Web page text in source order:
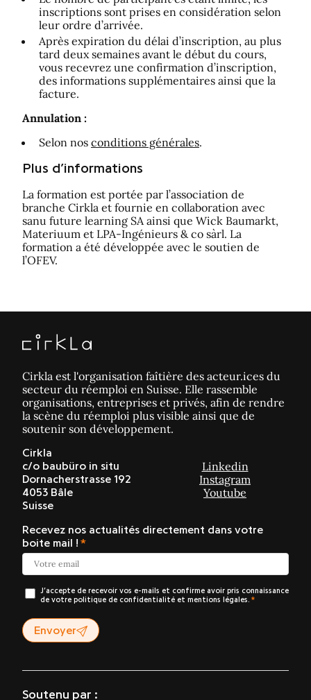
inscriptions sont prises en considération selon
leur ordre d’arrivée.
Après expiration du délai d’inscription, au plus
tard deux semaines avant le début du cours,
vous recevrez une confirmation d’inscription,
des informations supplémentaires ainsi que la
facture.
Annulation :
Selon nos conditions générales.
Plus d’informations
La formation est portée par l’association de
branche Cirkla et fournie en collaboration avec
sanu future learning SA ainsi que Wick Baumarkt,
Materiuum et LPA-Ingénieurs & co sàrl. La
formation a été développée avec le soutien de
l’OFEV.
Cirkla est l'organisation faîtière des acteur.ices du
secteur du réemploi en Suisse. Elle rassemble
organisations, entreprises et privés, afin de rendre
la scène du réemploi plus visible ainsi que de
soutenir son développement.
Cirkla
c/o baubüro in situ
Dornacherstrasse 192
4053 Bâle
Suisse
Linkedin
Instagram
Youtube
Recevez nos actualités directement dans votre
boite mail !
J’accepte de recevoir vos e-mails et confirme avoir pris connaissance
de votre politique de confidentialité et mentions légales.
Envoyer
Soutenu par :